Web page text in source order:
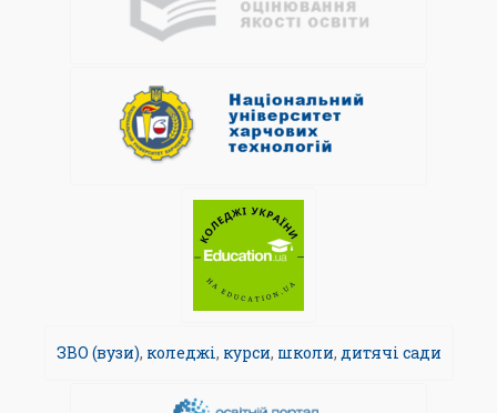
ЗВО (вузи), коледжі, курси, школи, дитячі сади